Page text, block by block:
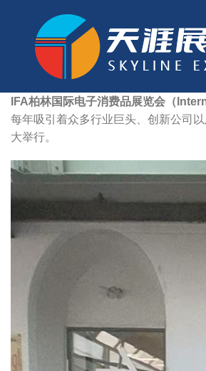
IFA柏林国际电子消费品展览会（
每年吸引着众多行业巨头、创新公司
大举行。